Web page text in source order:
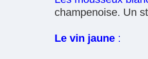
champenoise. Un
Le vin jaune :